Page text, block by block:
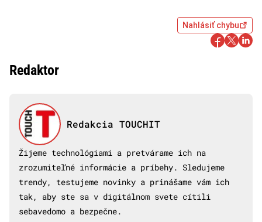
Nahlásiť chybu
Redaktor
Redakcia TOUCHIT
Žijeme technológiami a pretvárame ich na
zrozumiteľné informácie a príbehy. Sledujeme
trendy, testujeme novinky a prinášame vám ich
tak, aby ste sa v digitálnom svete cítili
sebavedomo a bezpečne.